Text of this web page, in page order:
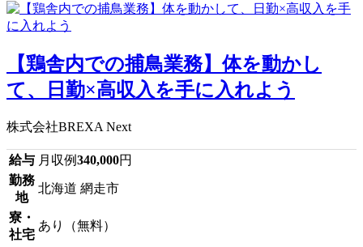
【鶏舎内での捕鳥業務】体を動かし
て、日勤×高収入を手に入れよう
株式会社BREXA Next
給与 月収例340,000円
勤務
地
北海道 網走市
寮・
社宅
あり（無料）